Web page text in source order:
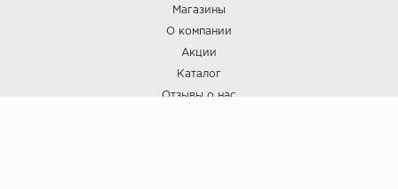
Магазины
О компании
Акции
Каталог
Отзывы о нас